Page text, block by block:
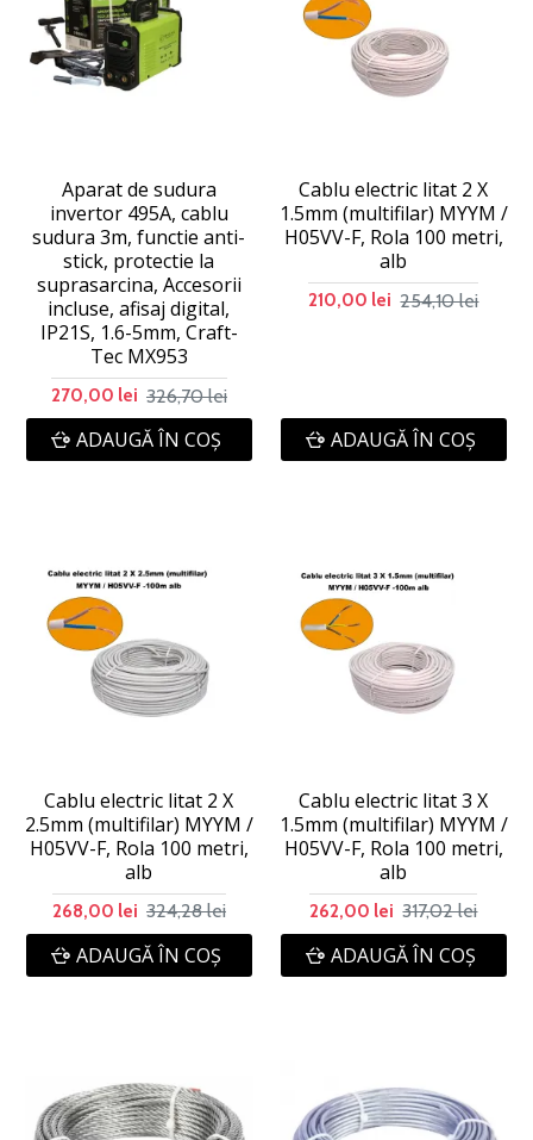
Aparat de sudura
invertor 495A, cablu
sudura 3m, functie anti-
stick, protectie la
suprasarcina, Accesorii
incluse, afisaj digital,
IP21S, 1.6-5mm, Craft-
Tec MX953
270,00 lei 326,70 lei
ADAUGĂ ÎN COŞ
Cablu electric litat 2 X
1.5mm (multifilar) MYYM /
H05VV-F, Rola 100 metri,
alb
210,00 lei 254,10 lei
ADAUGĂ ÎN COŞ
Cablu electric litat 2 X
2.5mm (multifilar) MYYM /
H05VV-F, Rola 100 metri,
alb
268,00 lei 324,28 lei
ADAUGĂ ÎN COŞ
Cablu electric litat 3 X
1.5mm (multifilar) MYYM /
H05VV-F, Rola 100 metri,
alb
262,00 lei 317,02 lei
ADAUGĂ ÎN COŞ